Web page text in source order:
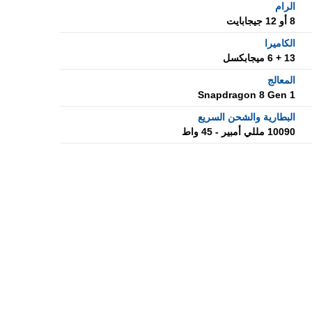
الرام
8 أو 12 جيجابايت
الكاميرا
13 + 6 ميجابكسل
المعالج
Snapdragon 8 Gen 1
البطارية والشحن السريع
10090 مللي أمبير - 45 واط